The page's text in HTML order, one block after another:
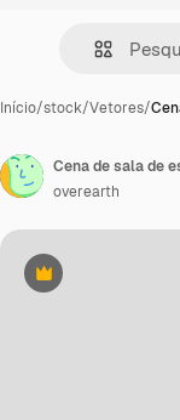
Início/stock/Vetores/
Premium
Cena de sala de
overearth